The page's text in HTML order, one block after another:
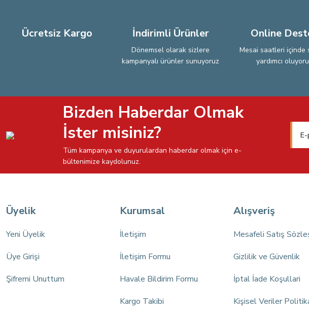
Ücretsiz Kargo İndirimli Ürünler
Dönemsel olarak sizlere
kampanyalı ürünler sunuyoruz
Online
Mesai saatleri içinde
yardımcı
Bizden Haberdar Olmak
İster misiniz?
Tüm kampanya ve duyurulardan haberdar olmak için e-
bültenimize kaydolunuz.
Üyelik
Yeni Üyelik
Üye Girişi
Şifremi Unuttum
Kurumsal
İletişim
İletişim Formu
Havale Bildirim Formu
Kargo Takibi
Alışveriş
Mesafeli Satış
Gizlilik ve Güvenlik
İptal İade Koşullari
Kişisel Veriler